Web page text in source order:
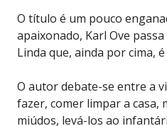
O título é um pouco
apaixonado, Karl Ove
Linda que, ainda por cima,
O autor debate-se entre a
fazer, comer limpar a casa,
miúdos, levá-los ao